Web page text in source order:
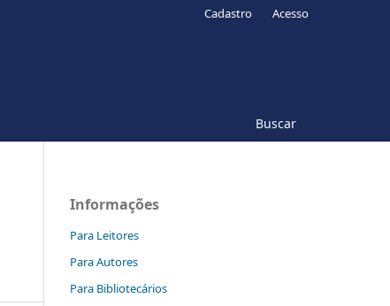
Buscar
Cadastro Acesso
Informações
Para Leitores
Para Autores
Para Bibliotecários